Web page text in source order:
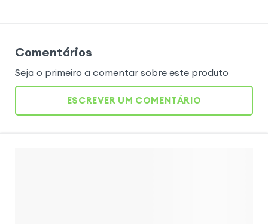
Comentários
Seja o primeiro a comentar sobre este produto
ESCREVER UM COMENTÁRIO